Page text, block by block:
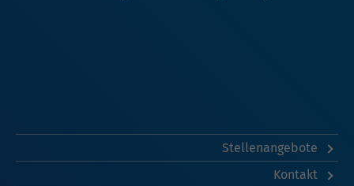
Stellenangebote
Kontakt